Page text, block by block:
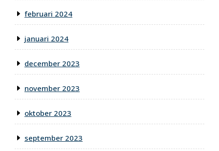
februari 2024
januari 2024
december 2023
november 2023
oktober 2023
september 2023